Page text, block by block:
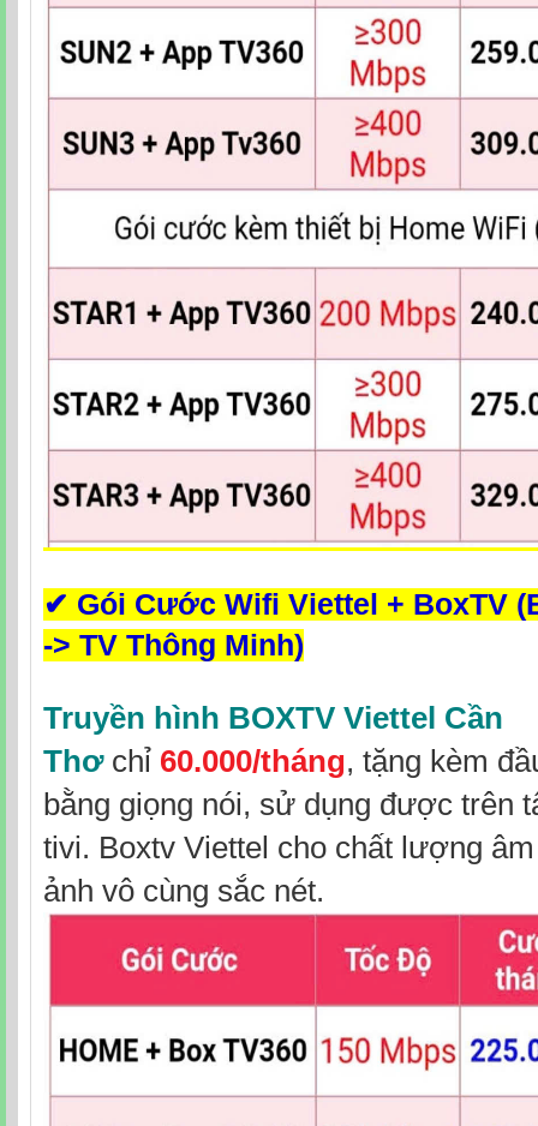
✔ Gói Cước Wifi Viettel + BoxTV
-> TV Thông Minh)
Truyền hình BOXTV Viettel Cần
Thơchỉ 60.000/tháng, tặng kèm
bằng giọng nói, sử dụng được trên
tivi. Boxtv Viettel cho chất lượng
ảnh vô cùng sắc nét.